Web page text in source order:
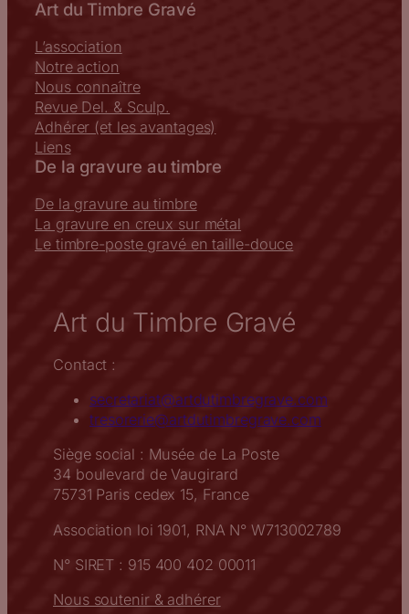
Art du Timbre Gravé
L’association
Notre action
Nous connaître
Revue Del. & Sculp.
Adhérer (et les avantages)
Liens
De la gravure au timbre
De la gravure au timbre
La gravure en creux sur métal
Le timbre-poste gravé en taille-douce
Art du Timbre Gravé
Contact :
secretariat@artdutimbregrave.com
tresorerie@artdutimbregrave.com
Siège social : Musée de La Poste
34 boulevard de Vaugirard
75731 Paris cedex 15, France
Association loi 1901, RNA N° W713002789
N° SIRET : 915 400 402 00011
Nous soutenir & adhérer